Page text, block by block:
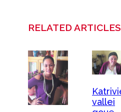
RELATED ARTICLES
vallei